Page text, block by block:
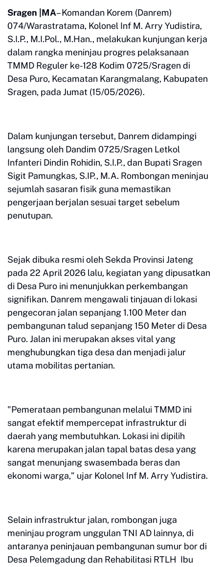
​Sragen |MA– Komandan Korem (Danrem)
074/Warastratama, Kolonel Inf M. Arry Yudistira,
S.I.P., M.I.Pol., M.Han., melakukan kunjungan kerja
dalam rangka meninjau progres pelaksanaan
TMMD Reguler ke-128 Kodim 0725/Sragen di
Desa Puro, Kecamatan Karangmalang, Kabupaten
Sragen, pada Jumat (15/05/2026).
​Dalam kunjungan tersebut, Danrem didampingi
langsung oleh Dandim 0725/Sragen Letkol
Infanteri Dindin Rohidin, S.I.P., dan Bupati Sragen
Sigit Pamungkas, S.IP., M.A. Rombongan meninjau
sejumlah sasaran fisik guna memastikan
pengerjaan berjalan sesuai target sebelum
penutupan.
​Sejak dibuka resmi oleh Sekda Provinsi Jateng
pada 22 April 2026 lalu, kegiatan yang dipusatkan
di Desa Puro ini menunjukkan perkembangan
signifikan. Danrem mengawali tinjauan di lokasi
pengecoran jalan sepanjang 1.100 Meter dan
pembangunan talud sepanjang 150 Meter di Desa
Puro. Jalan ini merupakan akses vital yang
menghubungkan tiga desa dan menjadi jalur
utama mobilitas pertanian.
​"Pemerataan pembangunan melalui TMMD ini
sangat efektif mempercepat infrastruktur di
daerah yang membutuhkan. Lokasi ini dipilih
karena merupakan jalan tapal batas desa yang
sangat menunjang swasembada beras dan
ekonomi warga," ujar Kolonel Inf M. Arry Yudistira.
​Selain infrastruktur jalan, rombongan juga
meninjau program unggulan TNI AD lainnya, di
antaranya peninjauan pembangunan sumur bor di
Desa Pelemgadung dan ​Rehabilitasi RTLH Ibu